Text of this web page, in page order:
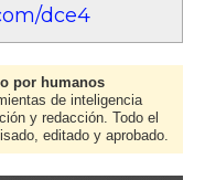
dce4
por humanos
de inteligencia
y redacción. Todo el
editado y aprobado.